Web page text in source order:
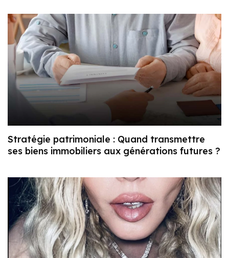
Stratégie patrimoniale : Quand transmettre
ses biens immobiliers aux générations futures ?